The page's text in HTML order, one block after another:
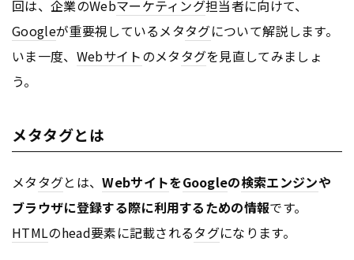
回は、企業のWebマーケティング担当者に向けて、
Googleが重要視しているメタタグについて解説します。
いま一度、 Webサイトのメタタグを見直してみましょ
う。
メタタグとは
メタタグとは、WebサイトをGoogleの検索エンジンや
ブラウザに登録する際に利用するための情報です。
HTMLのhead要素に記載されるタグになります。